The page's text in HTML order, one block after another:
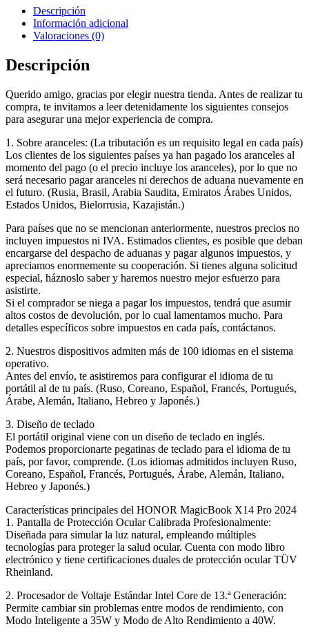
Descripción
Información adicional
Valoraciones (0)
Descripción
Querido amigo, gracias por elegir nuestra tienda. Antes de realizar tu
compra, te invitamos a leer detenidamente los siguientes consejos
para asegurar una mejor experiencia de compra.
1. Sobre aranceles: (La tributación es un requisito legal en cada país)
Los clientes de los siguientes países ya han pagado los aranceles al
momento del pago (o el precio incluye los aranceles), por lo que no
será necesario pagar aranceles ni derechos de aduana nuevamente en
el futuro. (Rusia, Brasil, Arabia Saudita, Emiratos Árabes Unidos,
Estados Unidos, Bielorrusia, Kazajistán.)
Para países que no se mencionan anteriormente, nuestros precios no
incluyen impuestos ni IVA. Estimados clientes, es posible que deban
encargarse del despacho de aduanas y pagar algunos impuestos, y
apreciamos enormemente su cooperación. Si tienes alguna solicitud
especial, háznoslo saber y haremos nuestro mejor esfuerzo para
asistirte.
Si el comprador se niega a pagar los impuestos, tendrá que asumir
altos costos de devolución, por lo cual lamentamos mucho. Para
detalles específicos sobre impuestos en cada país, contáctanos.
2. Nuestros dispositivos admiten más de 100 idiomas en el sistema
operativo.
Antes del envío, te asistiremos para configurar el idioma de tu
portátil al de tu país. (Ruso, Coreano, Español, Francés, Portugués,
Árabe, Alemán, Italiano, Hebreo y Japonés.)
3. Diseño de teclado
El portátil original viene con un diseño de teclado en inglés.
Podemos proporcionarte pegatinas de teclado para el idioma de tu
país, por favor, comprende. (Los idiomas admitidos incluyen Ruso,
Coreano, Español, Francés, Portugués, Árabe, Alemán, Italiano,
Hebreo y Japonés.)
Características principales del HONOR MagicBook X14 Pro 2024
1. Pantalla de Protección Ocular Calibrada Profesionalmente:
Diseñada para simular la luz natural, empleando múltiples
tecnologías para proteger la salud ocular. Cuenta con modo libro
electrónico y tiene certificaciones duales de protección ocular TÜV
Rheinland.
2. Procesador de Voltaje Estándar Intel Core de 13.ª Generación:
Permite cambiar sin problemas entre modos de rendimiento, con
Modo Inteligente a 35W y Modo de Alto Rendimiento a 40W.